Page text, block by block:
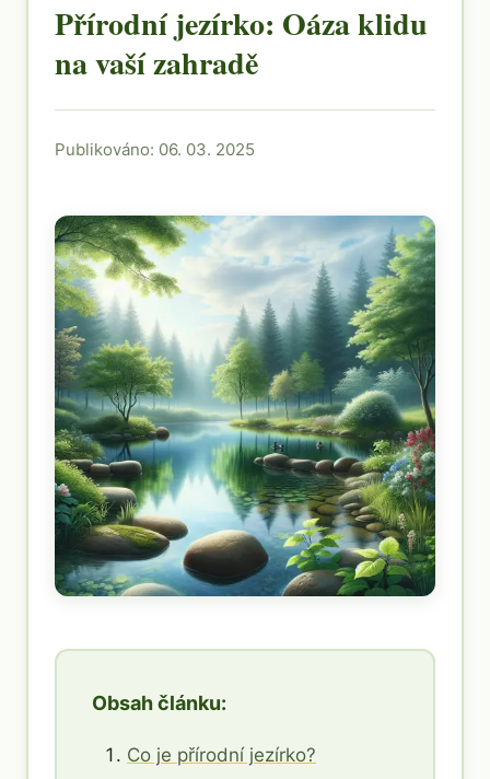
Přírodní jezírko: Oáza klidu
na vaší zahradě
Publikováno: 06. 03. 2025
Obsah článku:
Co je přírodní jezírko?